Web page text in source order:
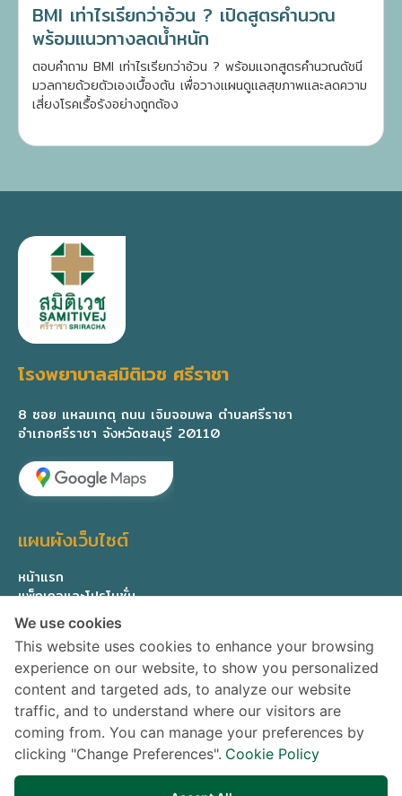
BMI เท่าไรเรียกว่าอ้วน ? เปิดสูตรคำนวณ
พร้อมแนวทางลดน้ำหนัก
ตอบคำถาม BMI เท่าไรเรียกว่าอ้วน ? พร้อมแจกสูตรคำนวณดัชนี
มวลกายด้วยตัวเองเบื้องต้น เพื่อวางแผนดูแลสุขภาพและลดความ
เสี่ยงโรคเรื้อรังอย่างถูกต้อง
โรงพยาบาลสมิติเวช ศรีราชา
8 ซอย แหลมเกตุ ถนน เจิมจอมพล ตำบลศรีราชา
อำเภอศรีราชา จังหวัดชลบุรี 20110
แผนผังเว็บไซต์
หน้าแรก
แพ็กเกจและโปรโมชั่น
ทีมแพทย์ผู้เชี่ยวชาญ
เกี่ยวกับเรา
ติดต่อสอบถาม
Privacy Policy
ติดตามข่าวสาร
We use cookies
This website uses cookies to enhance your browsing
experience on our website, to show you personalized
content and targeted ads, to analyze our website
traffic, and to understand where our visitors are
coming from. You can manage your preferences by
clicking "Change Preferences". Cookie Policy